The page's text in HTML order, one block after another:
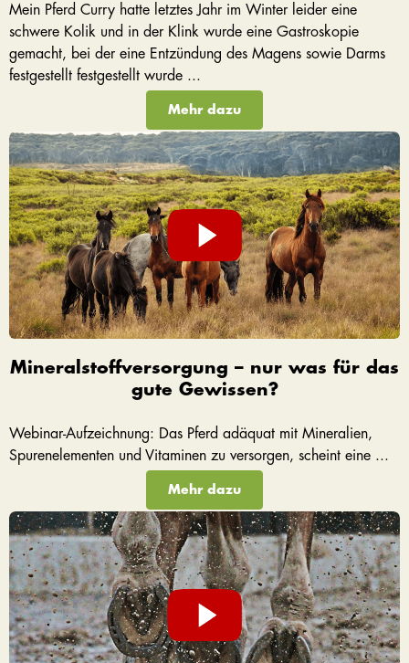
Mein Pferd Curry hatte letztes Jahr im Winter leider eine
schwere Kolik und in der Klink wurde eine Gastroskopie
gemacht, bei der eine Entzündung des Magens sowie Darms
festgestellt festgestellt wurde ...
Mehr dazu
Mineralstoffversorgung – nur was für das
gute Gewissen?
Webinar-Aufzeichnung: Das Pferd adäquat mit Mineralien,
Spurenelementen und Vitaminen zu versorgen, scheint eine ...
Mehr dazu